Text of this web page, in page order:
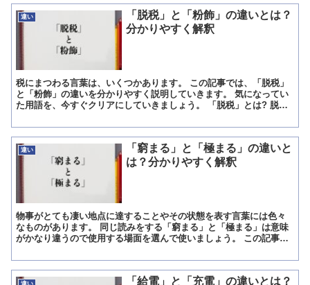
違い
「脱税」と「粉飾」の違いとは？
分かりやすく解釈
税にまつわる言葉は、いくつかあります。 この記事では、「脱税」
と「粉飾」の違いを分かりやすく説明していきます。 気になってい
た用語を、今すぐクリアにしていきましょう。 「脱税」とは? 脱税
違い
「窮まる」と「極まる」の違いと
は？分かりやすく解釈
物事がとても凄い地点に達することやその状態を表す言葉には色々
なものがあります。 同じ読みをする「窮まる」と「極まる」は意味
がかなり違うので使用する場面を選んで使いましょう。 この記事で
違い
「給電」と「充電」の違いとは？